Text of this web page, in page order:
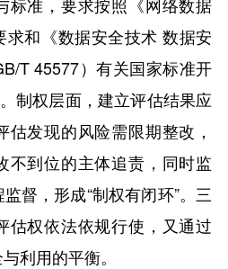
和《数据安全技术 数据安
T 45577）有关国家标准开
制权层面，建立评估结果应
估发现的风险需限期整改，
不到位的主体追责，同时监
督，形成“制权有闭环”。三
估权依法依规行使，又通过
利用的平衡。